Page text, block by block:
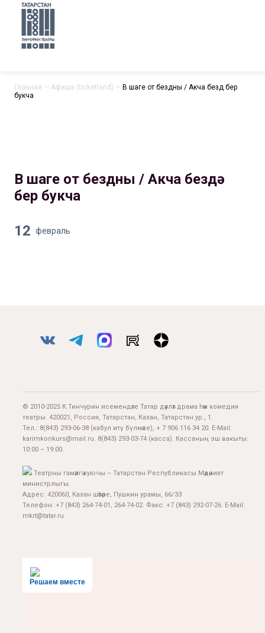
Главная — Афиша (ticketland) — В шаге от бездны / Акча бездә бер
букча
В шаге от бездны / Акча бездә
бер букча
12 февраль
© 2010-2025 К.Тинчурин исемендәге Татар дәүләт драма һәм комедия
театры. 420021, Россия, Татарстан, Казан, Татарстан ур., 1.
Тел.: 8(843) 293-06-38 (кабул итү бүлмәсе), + 7 906 116 34 20. E-Mail:
karimkonkurs@mail.ru. 8(843) 293-03-74 (касса). Кассаның эш вакыты:
10:00 – 19:00.
Театрны гамәлгә куючы – Татарстан Республикасы Мәдәният
министрлыгы.
Адрес: 420060, Казан шәһәре, Пушкин урамы, 66/33
Телефон: +7 (843) 264-74-01, 264-74-02. Факс: +7 (843) 292-07-26. E-Mail:
mkrt@tatar.ru
Решаем вместе